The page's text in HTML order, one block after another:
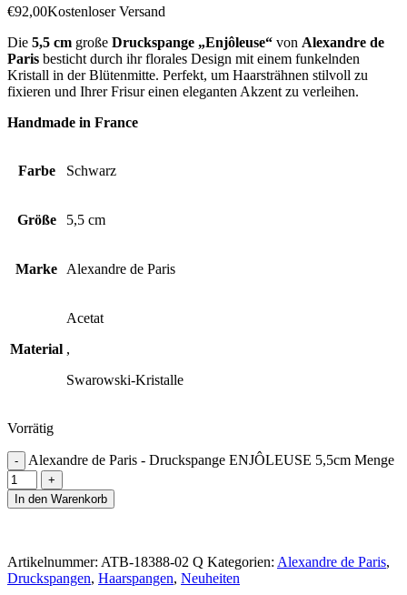
€92,00Kostenloser Versand
Die 5,5 cm große Druckspange „Enjôleuse“ von Alexandre de
Paris besticht durch ihr florales Design mit einem funkelnden
Kristall in der Blütenmitte. Perfekt, um Haarsträhnen stilvoll zu
fixieren und Ihrer Frisur einen eleganten Akzent zu verleihen.
Handmade in France
Farbe Schwarz
Größe 5,5 cm
Marke Alexandre de Paris
Material
Acetat
,
Swarowski-Kristalle
Vorrätig
Alexandre de Paris - Druckspange ENJÔLEUSE 5,5cm Menge
In den Warenkorb
Artikelnummer: ATB-18388-02 Q Kategorien: Alexandre de Paris,
Druckspangen, Haarspangen, Neuheiten